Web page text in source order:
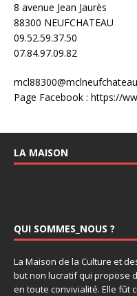
8 avenue Jean Jaurès
88300 NEUFCHATEAU
09.52.59.37.50
07.84.97.09.82
Page Facebook : https://
LA MAISON
QUI SOMMES_NOUS ?
La Maison de la Culture et
but non lucratif qui propose
en toute convivialité. Elle fût